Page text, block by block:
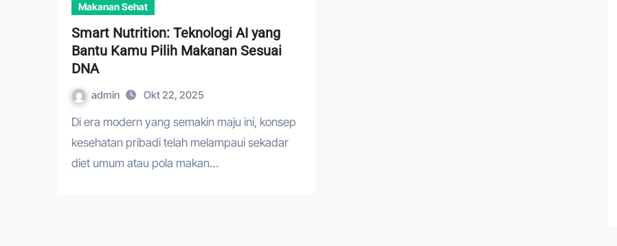
Makanan Sehat
Smart Nutrition: Teknologi AI yang
Bantu Kamu Pilih Makanan Sesuai
DNA
admin Okt 22, 2025
Di era modern yang semakin maju ini, konsep
kesehatan pribadi telah melampaui sekadar
diet umum atau pola makan…